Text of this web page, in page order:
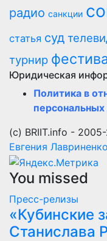
радио санкции
статья суд
турнир
Юридическая
Политика в
(с) BRIIT.info -
Евгения Лавриненко
You missed
Пресс-релизы
«Кубинские
Станислава